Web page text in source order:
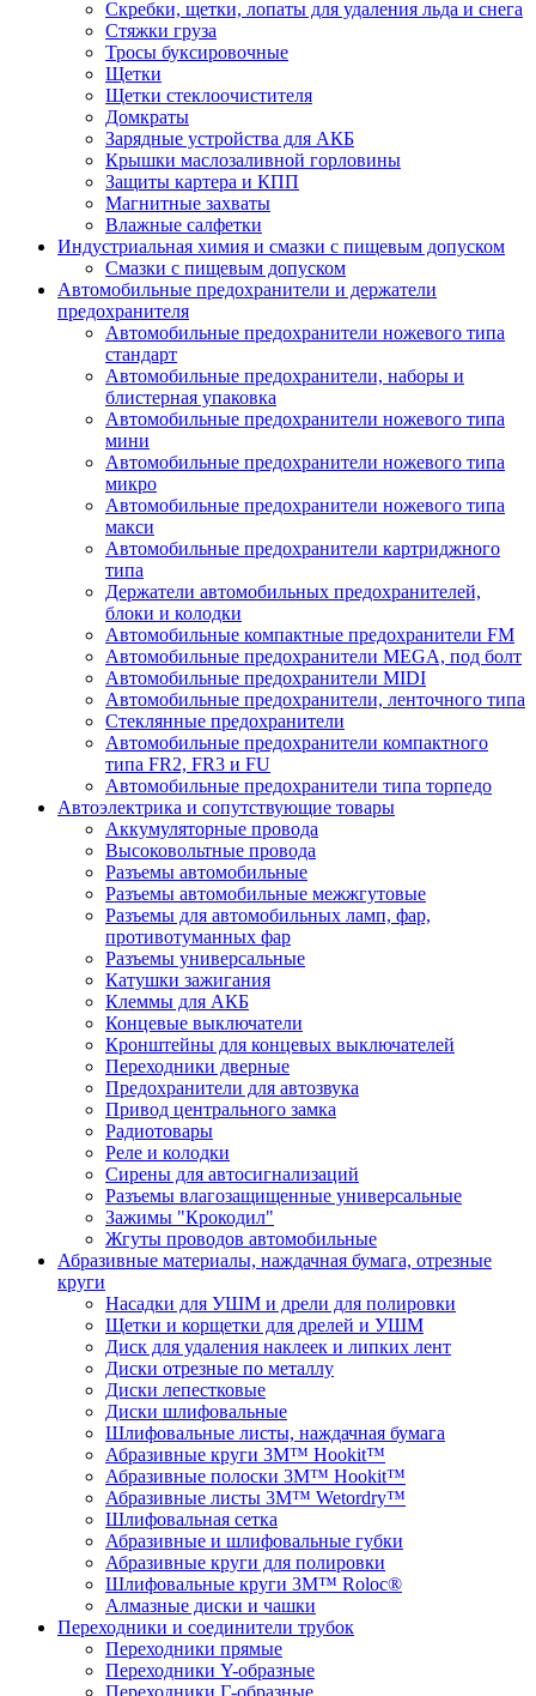
Скребки, щетки, лопаты для удаления льда и снега
Стяжки груза
Тросы буксировочные
Щетки
Щетки стеклоочистителя
Домкраты
Зарядные устройства для АКБ
Крышки маслозаливной горловины
Защиты картера и КПП
Магнитные захваты
Влажные салфетки
Индустриальная химия и смазки с пищевым допуском
Смазки с пищевым допуском
Автомобильные предохранители и держатели
предохранителя
Автомобильные предохранители ножевого типа
стандарт
Автомобильные предохранители, наборы и
блистерная упаковка
Автомобильные предохранители ножевого типа
мини
Автомобильные предохранители ножевого типа
микро
Автомобильные предохранители ножевого типа
макси
Автомобильные предохранители картриджного
типа
Держатели автомобильных предохранителей,
блоки и колодки
Автомобильные компактные предохранители FM
Автомобильные предохранители MEGA, под болт
Автомобильные предохранители MIDI
Автомобильные предохранители, ленточного типа
Стеклянные предохранители
Автомобильные предохранители компактного
типа FR2, FR3 и FU
Автомобильные предохранители типа торпедо
Автоэлектрика и сопутствующие товары
Аккумуляторные провода
Высоковольтные провода
Разъемы автомобильные
Разъемы автомобильные межжгутовые
Разъемы для автомобильных ламп, фар,
противотуманных фар
Разъемы универсальные
Катушки зажигания
Клеммы для АКБ
Концевые выключатели
Кронштейны для концевых выключателей
Переходники дверные
Предохранители для автозвука
Привод центрального замка
Радиотовары
Реле и колодки
Сирены для автосигнализаций
Разъемы влагозащищенные универсальные
Зажимы "Крокодил"
Жгуты проводов автомобильные
Абразивные материалы, наждачная бумага, отрезные
круги
Насадки для УШМ и дрели для полировки
Щетки и корщетки для дрелей и УШМ
Диск для удаления наклеек и липких лент
Диски отрезные по металлу
Диски лепестковые
Диски шлифовальные
Шлифовальные листы, наждачная бумага
Абразивные круги 3M™ Hookit™
Абразивные полоски 3M™ Hookit™
Абразивные листы 3M™ Wetordry™
Шлифовальная сетка
Абразивные и шлифовальные губки
Абразивные круги для полировки
Шлифовальные круги 3M™ Roloc®
Алмазные диски и чашки
Переходники и соединители трубок
Переходники прямые
Переходники Y-образные
Переходники Г-образные